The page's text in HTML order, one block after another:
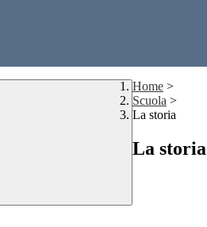
Home >
Scuola >
La storia
La storia